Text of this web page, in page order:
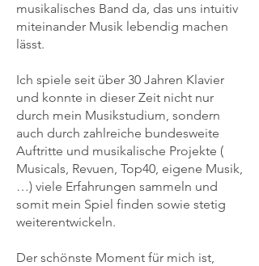
musikalisches Band da, das uns intuitiv
miteinander Musik lebendig machen
lässt.
Ich spiele seit über 30 Jahren Klavier
und konnte in dieser Zeit nicht nur
durch mein Musikstudium, sondern
auch durch zahlreiche bundesweite
Auftritte und musikalische Projekte (
Musicals, Revuen, Top40, eigene Musik,
…) viele Erfahrungen sammeln und
somit mein Spiel finden sowie stetig
weiterentwickeln.
Der schönste Moment für mich ist,